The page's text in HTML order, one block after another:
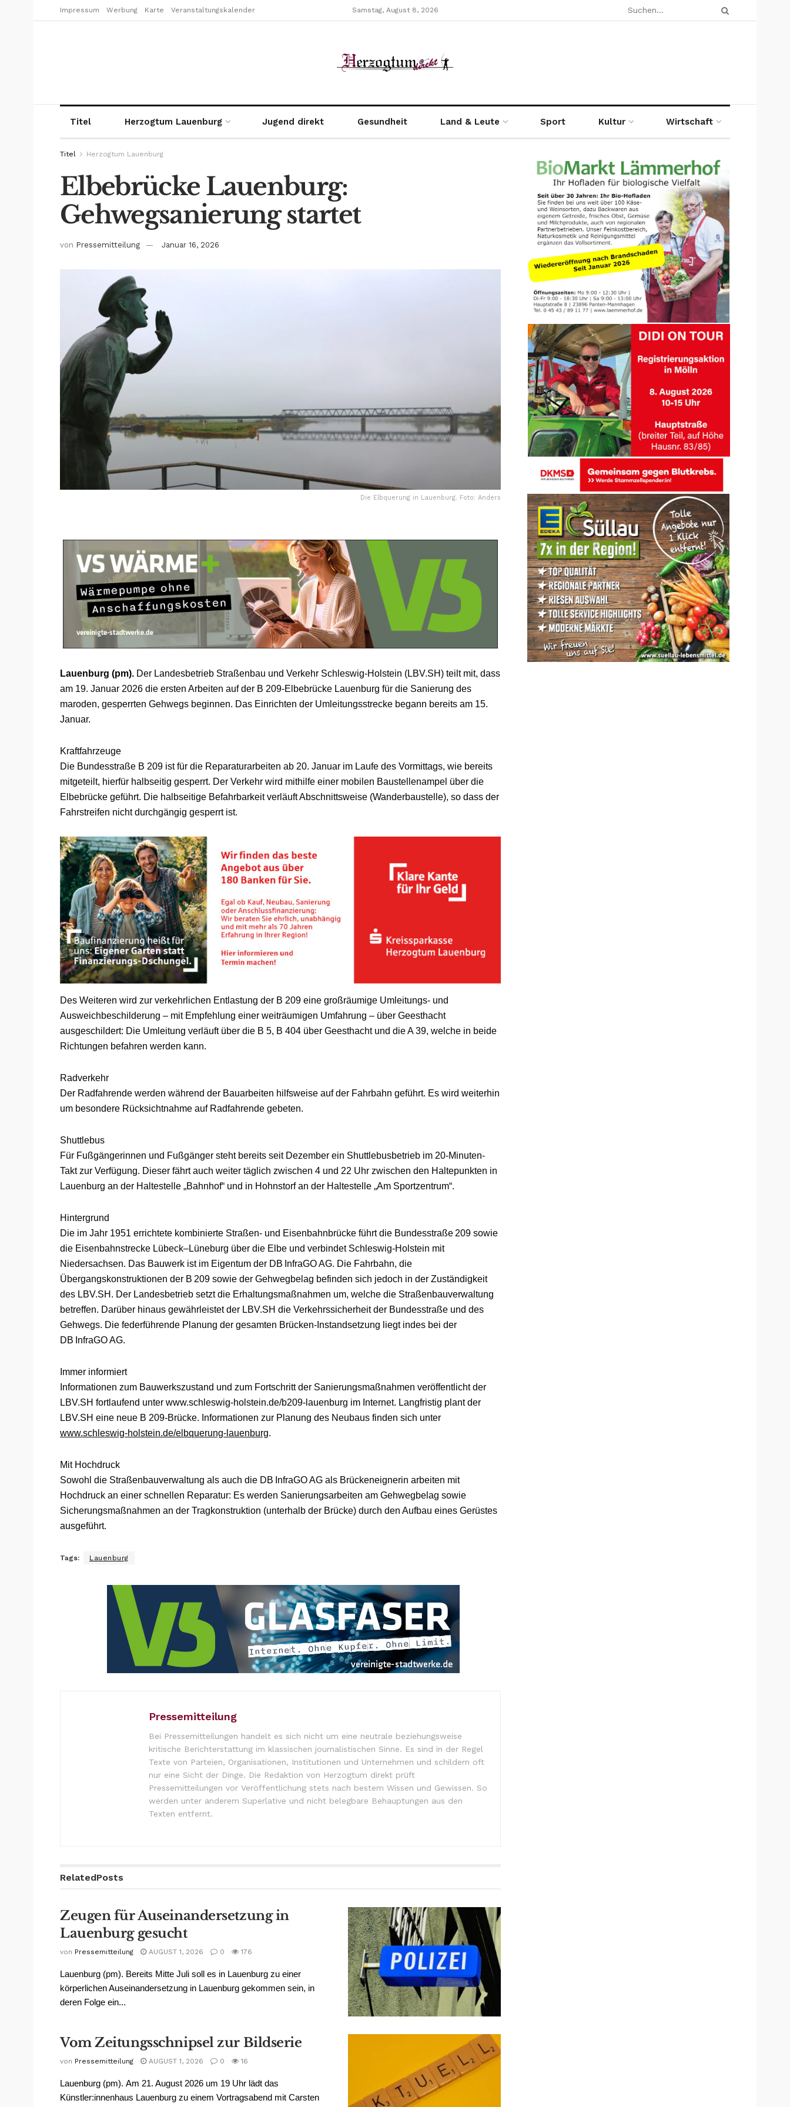
Impressum Werbung Karte Veranstaltungskalender Samstag, August 8, 2026
Titel Herzogtum Lauenburg Jugend direkt Gesundheit Land & Leute Sport Kultur Wirtschaft
Titel Herzogtum Lauenburg
Elbebrücke Lauenburg:
Gehwegsanierung startet
von Pressemitteilung Januar 16, 2026
Die Elbquerung in Lauenburg. Foto: Anders
Lauenburg (pm). Der Landesbetrieb Straßenbau und Verkehr Schleswig-Holstein (LBV.SH) teilt mit, dass
am 19. Januar 2026 die ersten Arbeiten auf der B 209-Elbebrücke Lauenburg für die Sanierung des
maroden, gesperrten Gehwegs beginnen. Das Einrichten der Umleitungsstrecke begann bereits am 15.
Januar.
Kraftfahrzeuge
Die Bundesstraße B 209 ist für die Reparaturarbeiten ab 20. Januar im Laufe des Vormittags, wie bereits
mitgeteilt, hierfür halbseitig gesperrt. Der Verkehr wird mithilfe einer mobilen Baustellenampel über die
Elbebrücke geführt. Die halbseitige Befahrbarkeit verläuft Abschnittsweise (Wanderbaustelle), so dass der
Fahrstreifen nicht durchgängig gesperrt ist.
Des Weiteren wird zur verkehrlichen Entlastung der B 209 eine großräumige Umleitungs- und
Ausweichbeschilderung – mit Empfehlung einer weiträumigen Umfahrung – über Geesthacht
ausgeschildert: Die Umleitung verläuft über die B 5, B 404 über Geesthacht und die A 39, welche in beide
Richtungen befahren werden kann.
Radverkehr
Der Radfahrende werden während der Bauarbeiten hilfsweise auf der Fahrbahn geführt. Es wird weiterhin
um besondere Rücksichtnahme auf Radfahrende gebeten.
Shuttlebus
Für Fußgängerinnen und Fußgänger steht bereits seit Dezember ein Shuttlebusbetrieb im 20-Minuten-
Takt zur Verfügung. Dieser fährt auch weiter täglich zwischen 4 und 22 Uhr zwischen den Haltepunkten in
Lauenburg an der Haltestelle „Bahnhof“ und in Hohnstorf an der Haltestelle „Am Sportzentrum“.
Hintergrund
Die im Jahr 1951 errichtete kombinierte Straßen- und Eisenbahnbrücke führt die Bundesstraße 209 sowie
die Eisenbahnstrecke Lübeck–Lüneburg über die Elbe und verbindet Schleswig-Holstein mit
Niedersachsen. Das Bauwerk ist im Eigentum der DB InfraGO AG. Die Fahrbahn, die
Übergangskonstruktionen der B 209 sowie der Gehwegbelag befinden sich jedoch in der Zuständigkeit
des LBV.SH. Der Landesbetrieb setzt die Erhaltungsmaßnahmen um, welche die Straßenbauverwaltung
betreffen. Darüber hinaus gewährleistet der LBV.SH die Verkehrssicherheit der Bundesstraße und des
Gehwegs. Die federführende Planung der gesamten Brücken-Instandsetzung liegt indes bei der
DB InfraGO AG.
Immer informiert
Informationen zum Bauwerkszustand und zum Fortschritt der Sanierungsmaßnahmen veröffentlicht der
LBV.SH fortlaufend unter www.schleswig-holstein.de/b209-lauenburg im Internet. Langfristig plant der
LBV.SH eine neue B 209-Brücke. Informationen zur Planung des Neubaus finden sich unter
www.schleswig-holstein.de/elbquerung-lauenburg.
Mit Hochdruck
Sowohl die Straßenbauverwaltung als auch die DB InfraGO AG als Brückeneignerin arbeiten mit
Hochdruck an einer schnellen Reparatur: Es werden Sanierungsarbeiten am Gehwegbelag sowie
Sicherungsmaßnahmen an der Tragkonstruktion (unterhalb der Brücke) durch den Aufbau eines Gerüstes
ausgeführt.
Tags: Lauenburg
Pressemitteilung
Bei Pressemitteilungen handelt es sich nicht um eine neutrale beziehungsweise
kritische Berichterstattung im klassischen journalistischen Sinne. Es sind in der Regel
Texte von Parteien, Organisationen, Institutionen und Unternehmen und schildern oft
nur eine Sicht der Dinge. Die Redaktion von Herzogtum direkt prüft
Pressemitteilungen vor Veröffentlichung stets nach bestem Wissen und Gewissen. So
werden unter anderem Superlative und nicht belegbare Behauptungen aus den
Texten entfernt.
RelatedPosts
Zeugen für Auseinandersetzung in
Lauenburg gesucht
von Pressemitteilung AUGUST 1, 2026 0 176
Lauenburg (pm). Bereits Mitte Juli soll es in Lauenburg zu einer
körperlichen Auseinandersetzung in Lauenburg gekommen sein, in
deren Folge ein...
Vom Zeitungsschnipsel zur Bildserie
von Pressemitteilung AUGUST 1, 2026 0 16
Lauenburg (pm). Am 21. August 2026 um 19 Uhr lädt das
Künstler:innenhaus Lauenburg zu einem Vortragsabend mit Carsten